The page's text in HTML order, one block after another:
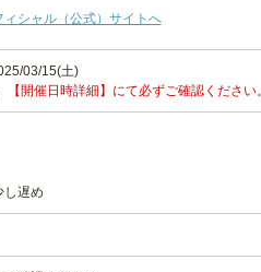
シャル（公式）サイトへ
03/15(土)
開催日時詳細】にて必ずご確認ください。
し遅め